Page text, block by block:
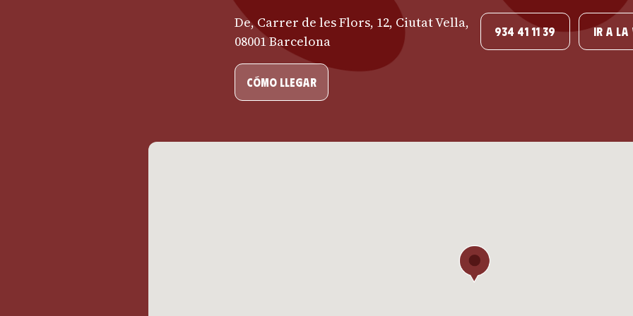
De, Carrer de les Flors, 12, Ciutat Vella,
08001 Barcelona
cómo llegar
934 41 11 39 IR A LA